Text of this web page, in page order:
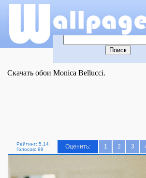
Скачать обои Monica Bellucci.
Рейтинг: 5.14
Голосов: 99
Оценить: 1 2 3